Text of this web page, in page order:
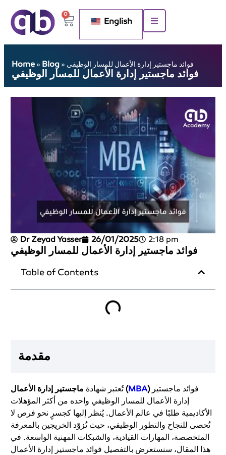
0
English
Home » Blog » فوائد ماجستير إدارة الأعمال للمسار الوظيفي
فوائد ماجستير إدارة الأعمال للمسار الوظيفي
Dr Zeyad Yasser 26/01/2025 2:18 pm
فوائد ماجستير إدارة الأعمال للمسار الوظيفي
Table of Contents
مقدمة
تُعتبر شهادةماجستير إدارة الأعمال (MBA)فوائد ماجستير
إدارة الأعمال للمسار الوظيفي واحده من أكثر المؤهلات
الأكاديمية طلبًا في عالم الأعمال. يُنظر إليها كجسرٍ نحو فرص لا
تُحصى للنجاح والتطور الوظيفي، حيث تُزوّد الخريجين بالمعرفة
المتخصصة، المهارات القيادية، والشبكات المهنية الواسعة. في
هذا المقال، سنستعرض بالتفصيل فوائد ماجستير إدارة الأعمال